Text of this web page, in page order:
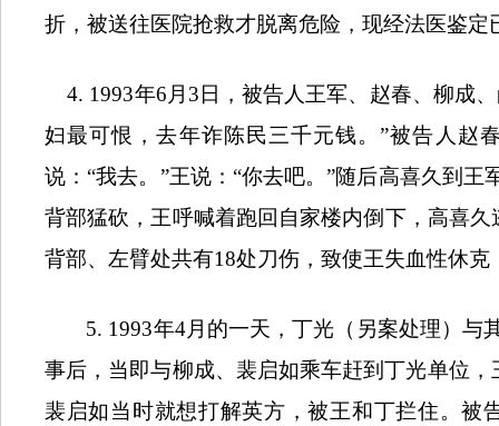
折，被送往医院抢救才脱离危险，现经法医鉴定
4. 1993年6 月 3 日，被告人王军、赵春、柳成
妇最可恨，去年诈陈民三千元钱。”被告人赵
说：“我去。”王说：“你去吧。”随后高喜久到
背部猛砍，王呼喊着跑回自家楼内倒下，高喜
背部、左臂处共有18处刀伤，致使王失血性休
5. 1993年4月的一天，丁光（另案处理）与
事后，当即与柳成、裴启如乘车赶到丁光单位
裴启如当时就想打解英方，被王和丁拦住。被